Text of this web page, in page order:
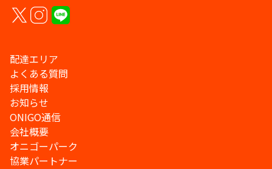
配達エリア
よくある質問
採用情報
お知らせ
ONIGO通信
会社概要
オニゴーパーク
協業パートナー